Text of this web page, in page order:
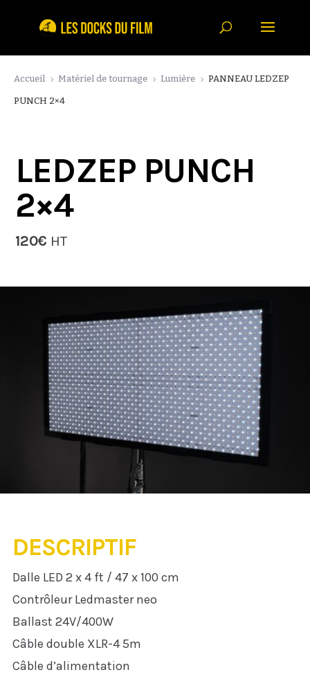
Accueil 5 Matériel de tournage 5 Lumière 5 PANNEAU LEDZEP
PUNCH 2×4
LEDZEP PUNCH
2×4
120€ HT
DESCRIPTIF
Dalle LED 2 x 4 ft / 47 x 100 cm
Contrôleur Ledmaster neo
Ballast 24V/400W
Câble double XLR-4 5m
Câble d’alimentation